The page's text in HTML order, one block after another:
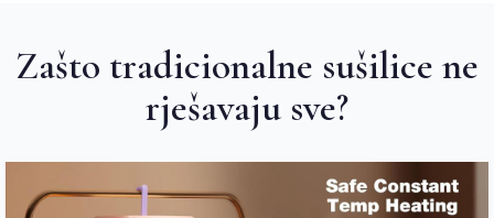
Zašto tradicionalne sušilice ne
rješavaju sve?